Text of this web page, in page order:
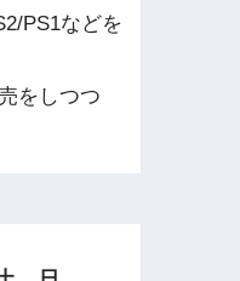
PS1などを
をしつつ